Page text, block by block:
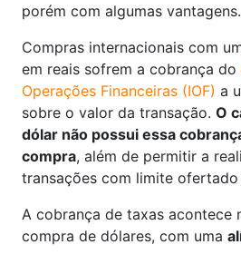
porém com algumas vantagens.
Compras internacionais com
em reais sofrem a cobrança do
Operações Financeiras (IOF) a
sobre o valor da transação. O
dólar não possui essa
compra, além de permitir a
transações com limite ofertado
A cobrança de taxas acontece
compra de dólares, com uma